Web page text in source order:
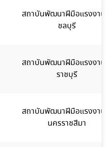
สถาบันพัฒนาฝีมือแรงงาน
ชลบุรี
สถาบันพัฒนาฝีมือแรงงาน
ราชบุรี
สถาบันพัฒนาฝีมือแรงงาน
นครราชสีมา